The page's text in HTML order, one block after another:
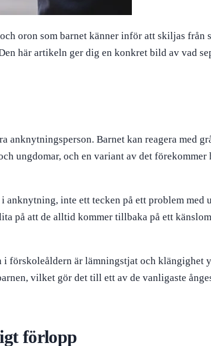
oron som barnet känner inför att skiljas
här artikeln ger dig en konkret bild av vad
anknytningsperson. Barnet kan reagera med
ungdomar, och en variant av det förekommer
inte ett tecken på ett problem med
på att de alltid kommer tillbaka på ett
i förskoleåldern är lämningstjat och klängighet
vilket gör det till ett av de vanligaste
förlopp